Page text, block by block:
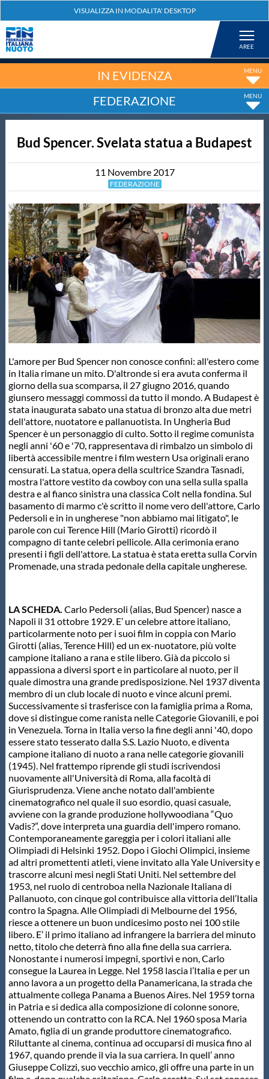
Nuoto
Tuffi
Fondo
Salvamento
Master
Formazione
GUG
Scuole Nuoto
Propaganda
Centri Federali
Area Legislativa
Protezione Civile
Sostenibilità
Privacy
Cookie Policy
Archivio News
Flash News
Galleria fotografica
Videogallery
Intranet
Webmail
Contatti
Mappa del sito
IN EVIDENZA
FEDERAZIONE
Bud Spencer. Svelata statua a Budapest
11 Novembre 2017
FEDERAZIONE
L'amore per Bud Spencer non conosce confini: all'estero come
in Italia rimane un mito. D'altronde si era avuta conferma il
giorno della sua scomparsa, il 27 giugno 2016, quando
giunsero messaggi commossi da tutto il mondo. A Budapest è
stata inaugurata sabato una statua di bronzo alta due metri
dell'attore, nuotatore e pallanuotista. In Ungheria Bud
Spencer è un personaggio di culto. Sotto il regime comunista
negli anni '60 e '70, rappresentava di rimbalzo un simbolo di
libertà accessibile mentre i film western Usa originali erano
censurati. La statua, opera della scultrice Szandra Tasnadi,
mostra l'attore vestito da cowboy con una sella sulla spalla
destra e al fianco sinistra una classica Colt nella fondina. Sul
basamento di marmo c'è scritto il nome vero dell'attore, Carlo
Pedersoli e in in ungherese "non abbiamo mai litigato", le
parole con cui Terence Hill (Mario Girotti) ricordò il
compagno di tante celebri pellicole. Alla cerimonia erano
presenti i figli dell'attore. La statua è stata eretta sulla Corvin
Promenade, una strada pedonale della capitale ungherese.
LA SCHEDA. Carlo Pedersoli (alias, Bud Spencer) nasce a
Napoli il 31 ottobre 1929. E’ un celebre attore italiano,
particolarmente noto per i suoi film in coppia con Mario
Girotti (alias, Terence Hill) ed un ex-nuotatore, più volte
campione italiano a rana e stile libero. Già da piccolo si
appassiona a diversi sport e in particolare al nuoto, per il
quale dimostra una grande predisposizione. Nel 1937 diventa
membro di un club locale di nuoto e vince alcuni premi.
Successivamente si trasferisce con la famiglia prima a Roma,
dove si distingue come ranista nelle Categorie Giovanili, e poi
in Venezuela. Torna in Italia verso la fine degli anni '40, dopo
essere stato tesserato dalla S.S. Lazio Nuoto, e diventa
campione italiano di nuoto a rana nelle categorie giovanili
(1945). Nel frattempo riprende gli studi iscrivendosi
nuovamente all'Università di Roma, alla facoltà di
Giurisprudenza. Viene anche notato dall'ambiente
cinematografico nel quale il suo esordio, quasi casuale,
avviene con la grande produzione hollywoodiana “Quo
Vadis?”, dove interpreta una guardia dell'impero romano.
Contemporaneamente gareggia per i colori italiani alle
Olimpiadi di Helsinki 1952. Dopo i Giochi Olimpici, insieme
ad altri promettenti atleti, viene invitato alla Yale University e
trascorre alcuni mesi negli Stati Uniti. Nel settembre del
1953, nel ruolo di centroboa nella Nazionale Italiana di
Pallanuoto, con cinque gol contribuisce alla vittoria dell’Italia
contro la Spagna. Alle Olimpiadi di Melbourne del 1956,
riesce a ottenere un buon undicesimo posto nei 100 stile
libero. E’ il primo italiano ad infrangere la barriera del minuto
netto, titolo che deterrà fino alla fine della sua carriera.
Nonostante i numerosi impegni, sportivi e non, Carlo
consegue la Laurea in Legge. Nel 1958 lascia l’Italia e per un
anno lavora a un progetto della Panamericana, la strada che
attualmente collega Panama a Buenos Aires. Nel 1959 torna
in Patria e si dedica alla composizione di colonne sonore,
ottenendo un contratto con la RCA. Nel 1960 sposa Maria
Amato, figlia di un grande produttore cinematografico.
Riluttante al cinema, continua ad occuparsi di musica fino al
1967, quando prende il via la sua carriera. In quell’ anno
Giuseppe Colizzi, suo vecchio amico, gli offre una parte in un